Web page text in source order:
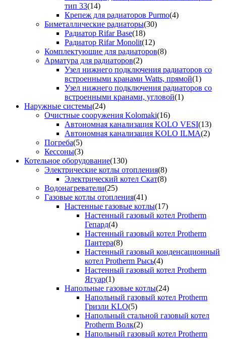
тип 33(14)
Крепеж для радиаторов Purmo(4)
Биметаллические радиаторы(30)
Радиатор Rifar Base(18)
Радиатор Rifar Monolit(12)
Комплектующие для радиаторов(8)
Арматура для радиаторов(2)
Узел нижнего подключения радиаторов со
встроенными кранами Watts, прямой(1)
Узел нижнего подключения радиаторов со
встроенными кранами, угловой(1)
Наружные системы(24)
Очистные сооружения Kolomaki(16)
Автономная канализация KOLO VESI(13)
Автономная канализация KOLO ILMA(2)
Погреба(5)
Кессоны(3)
Котельное оборудование(130)
Электрические котлы отопления(8)
Электрический котел Скат(8)
Водонагреватели(25)
Газовые котлы отопления(41)
Настенные газовые котлы(17)
Настенный газовый котел Protherm
Гепард(4)
Настенный газовый котел Protherm
Пантера(8)
Настенный газовый конденсационный
котел Protherm Рысь(4)
Настенный газовый котел Protherm
Ягуар(1)
Напольные газовые котлы(24)
Напольный газовый котел Protherm
Гризли KLO(5)
Напольный стальной газовый котел
Protherm Волк(2)
Напольный газовый котел Protherm